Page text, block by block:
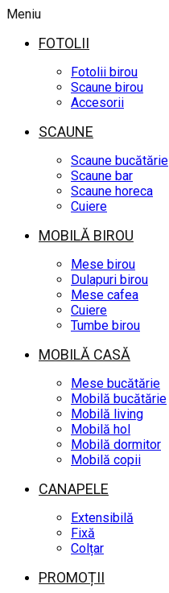
Meniu
FOTOLII
Fotolii birou
Scaune birou
Accesorii
SCAUNE
Scaune bucătărie
Scaune bar
Scaune horeca
Cuiere
MOBILĂ BIROU
Mese birou
Dulapuri birou
Mese cafea
Cuiere
Tumbe birou
MOBILĂ CASĂ
Mese bucătărie
Mobilă bucătărie
Mobilă living
Mobilă hol
Mobilă dormitor
Mobilă copii
CANAPELE
Extensibilă
Fixă
Colțar
PROMOȚII